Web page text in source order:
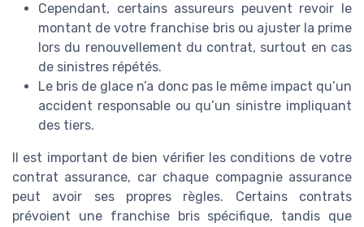
Cependant, certains assureurs peuvent revoir le
montant de votre franchise bris ou ajuster la prime
lors du renouvellement du contrat, surtout en cas
de sinistres répétés.
Le bris de glace n’a donc pas le même impact qu’un
accident responsable ou qu’un sinistre impliquant
des tiers.
Il est important de bien vérifier les conditions de votre
contrat assurance, car chaque compagnie assurance
peut avoir ses propres règles. Certains contrats
prévoient une franchise bris spécifique, tandis que